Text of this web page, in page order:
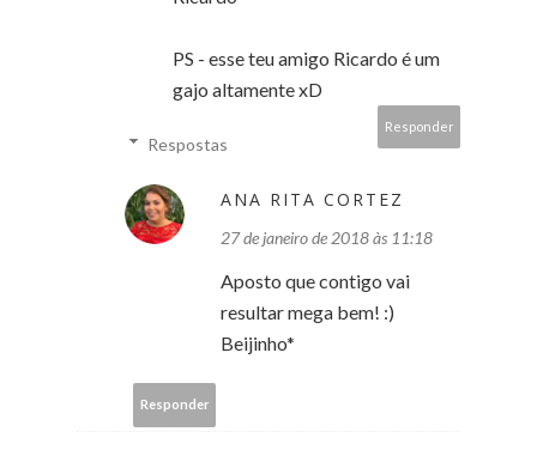
PS - esse teu amigo Ricardo é um
gajo altamente xD
Responder
Respostas
ANA RITA CORTEZ
27 de janeiro de 2018 às 11:18
Aposto que contigo vai
resultar mega bem! :)
Beijinho*
Responder